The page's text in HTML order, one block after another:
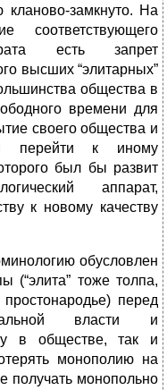
замкнуто. На
соответствующего
есть запрет
высших “элитарных”
общества в
времени для
своего общества и
перейти к иному
был бы развит
аппарат,
к новому качеству
обусловлен
(“элита” тоже толпа,
перед
власти и
в обществе, так и
монополию на
получать монопольно